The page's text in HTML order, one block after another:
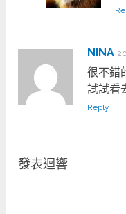
NINA
很不錯
試試看
Reply
發表迴響